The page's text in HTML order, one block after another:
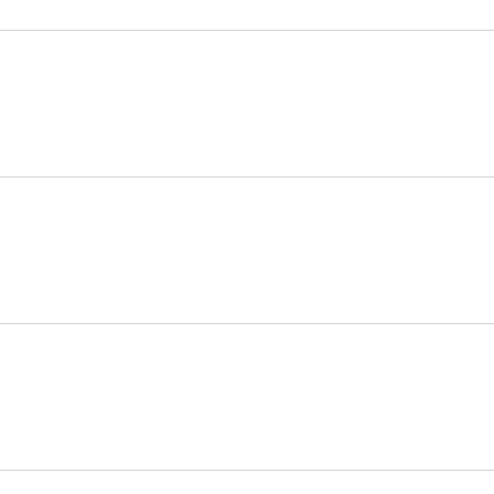
fonctionnelle pour
ambiance légère et